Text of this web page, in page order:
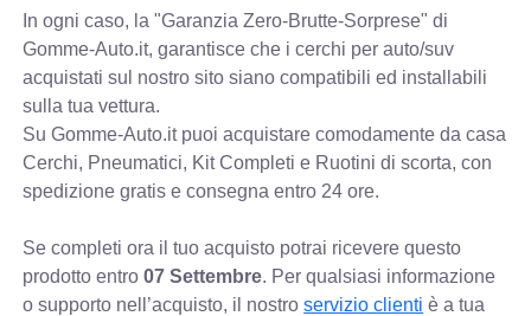
In ogni caso, la "Garanzia Zero-Brutte-Sorprese" di
Gomme-Auto.it, garantisce che i cerchi per auto/suv
acquistati sul nostro sito siano compatibili ed installabili
sulla tua vettura.
Su Gomme-Auto.it puoi acquistare comodamente da casa
Cerchi, Pneumatici, Kit Completi e Ruotini di scorta, con
spedizione gratis e consegna entro 24 ore.
Se completi ora il tuo acquisto potrai ricevere questo
prodotto entro07 Settembre. Per qualsiasi informazione
o supporto nell’acquisto, il nostroservizio clienti è a tua